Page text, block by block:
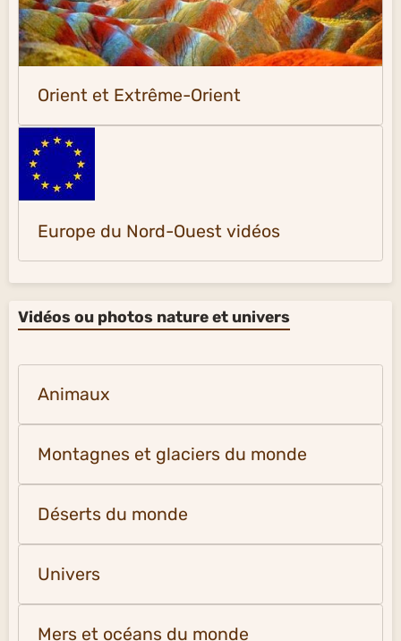
Orient et Extrême-Orient
Europe du Nord-Ouest vidéos
Vidéos ou photos nature et univers
Animaux
Montagnes et glaciers du monde
Déserts du monde
Univers
Mers et océans du monde